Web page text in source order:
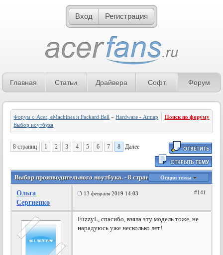
Вход Регистрация
Главная Статьи Драйвера Софт Форум
Форум о Acer, eMachines и Packard Bell »Hardware - Аппаратное обеспечение»
Выбор ноутбука
Поиск по форуму
8 страниц 1 2 3 4 5 6 7 8 Далее
Выбор производительного ноутбука. - 8 страница Опции темы
Ольга
Сергиенко
13 февраля 2019 14:03 #141
FuzzyL, спасибо, взяла эту модель тоже, не
нарадуюсь уже несколько лет!